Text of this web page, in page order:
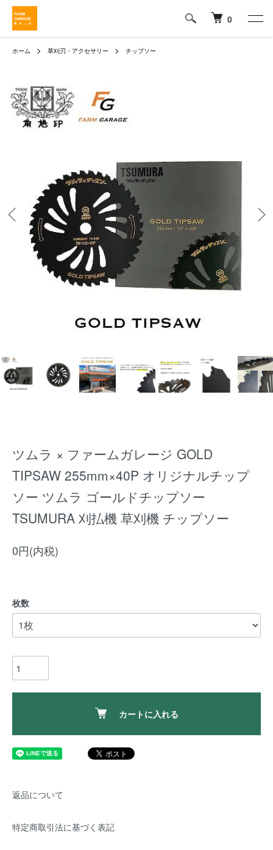
0
ホーム 草刈刃・アクセサリー チップソー
ツムラ × ファームガレージ GOLD
TIPSAW 255mm×40P オリジナルチップ
ソー ツムラ ゴールドチップソー
TSUMURA 刈払機 草刈機 チップソー
0円(内税)
枚数
カートに入れる
返品について
特定商取引法に基づく表記